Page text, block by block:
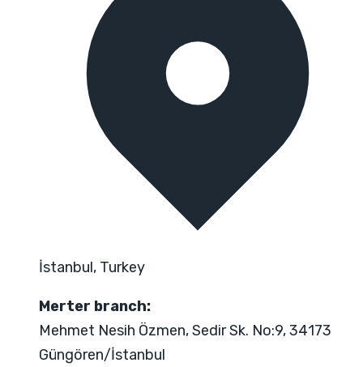
İstanbul, Turkey
Merter branch:
Mehmet Nesih Özmen, Sedir Sk. No:9, 34173
Güngören/İstanbul